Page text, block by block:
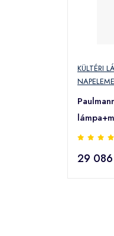
KÜLTÉRI
29